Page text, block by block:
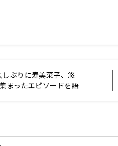
ぶりに寿美菜子、悠
まったエピソードを語